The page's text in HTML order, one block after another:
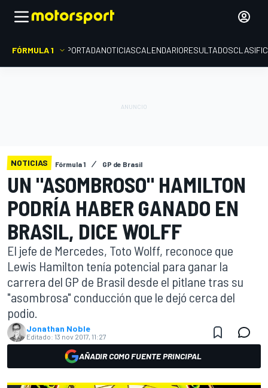
FÓRMULA 1 PORTADANOTICIASCALENDARIORESULTADOS
NOTICIAS Fórmula 1 GP de Brasil
UN "ASOMBROSO" HAMILTON
PODRÍA HABER GANADO EN
BRASIL, DICE WOLFF
El jefe de Mercedes, Toto Wolff, reconoce que
Lewis Hamilton tenía potencial para ganar la
carrera del GP de Brasil desde el pitlane tras su
"asombrosa" conducción que le dejó cerca del
podio.
Jonathan Noble
Editado: 13 nov 2017, 11:27
AÑADIR COMO FUENTE PRINCIPAL